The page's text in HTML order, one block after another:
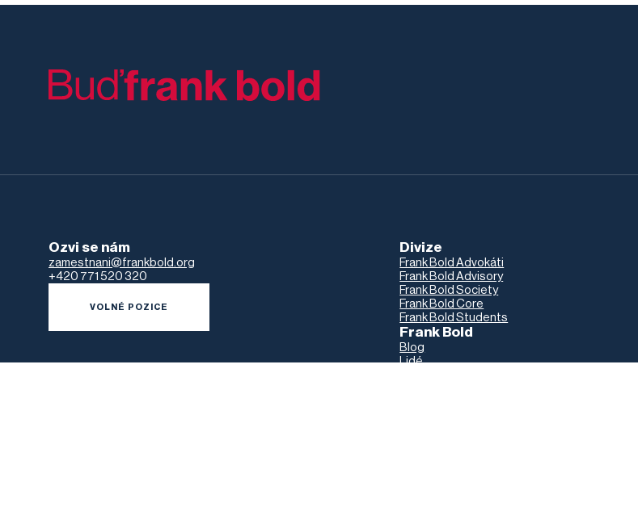
Ozvi se nám
zamestnani@frankbold.org
+420 771 520 320
VOLNÉ POZICE
Divize
Frank Bold Advokáti
Frank Bold Advisory
Frank Bold Society
Frank Bold Core
Frank Bold Students
Frank Bold
Blog
Lidé